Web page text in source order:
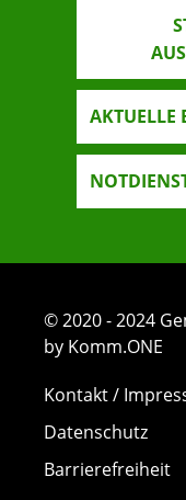
AKTUELLE
© 2020 - 2024
by Komm.ONE
Kontakt /
Datenschutz
Barrierefreiheit